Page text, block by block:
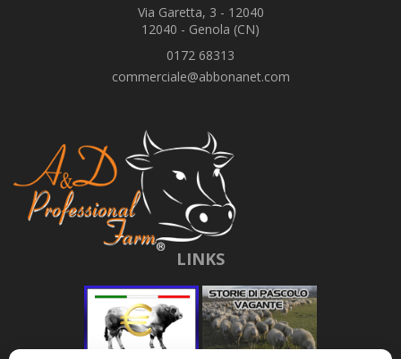
Via Garetta, 3 - 12040
12040 - Genola (CN)
0172 68313
commerciale@abbonanet.com
LINKS